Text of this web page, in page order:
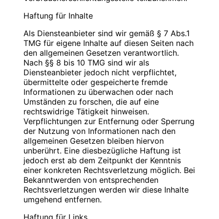
Blauweb.DE Internet-Solutions, Inhaber
Christan Hinzmann
Firmierung: BlauWeb.DE Internet-Solutions
Name: Christian Hinzmann
Strasse: Friedhofsweg 5
PLZ/Ort: 12529 Schönefeld
E-Mail: info@blauweb.de
Telefon: 03379 591001
Telefax: 03379 591 002
Mobil: 0176 277 50500
Umsatzsteuer-Identifikationsnummer gemäß §
27 a Umsatzsteuergesetz:
DE 283623660
Inhaber: Christian Hinzmann
Verantwortlich für den Inhalt nach § 55 Abs. 2
RStV:
Name: Christian Hinzmann
Strasse: Friedhofsweg 5
Verantwortliche Stelle
Name: Christian Hinzmann
Strasse: Friedhofsweg 5
PLZ/Ort: 12529 Schönefeld
E-Mail: info@blauweb.de
Mobil: 0176 277 50500
Cookies
Zur besseren Benutzerführung setzen wir Cookies
ein. Durch die Verwendung von Cookies wird die
Nutzung von Webseiten für den Nutzer vereinfacht.
Bestimmte Seiten sind ohne deren Einsatz nicht oder
nicht fehlerfrei aufrufbar. Diese Gründe stellen auch
das berechtigte Interesse für diese
Datenverarbeitung nach Art. 6 Abs. 1 lit. f DSGVO
dar (die Nutzung von Cookies zu Analysezwecken
wird in einem anderen Punkt behandelt). Gängige
Browser bieten die Einstellungsmöglichkeit, Cookies
Haftung für Inhalte
Als Diensteanbieter sind wir gemäß § 7 Abs.1
TMG für eigene Inhalte auf diesen Seiten nach
den allgemeinen Gesetzen verantwortlich.
Nach §§ 8 bis 10 TMG sind wir als
Diensteanbieter jedoch nicht verpflichtet,
übermittelte oder gespeicherte fremde
Informationen zu überwachen oder nach
Umständen zu forschen, die auf eine
rechtswidrige Tätigkeit hinweisen.
Verpflichtungen zur Entfernung oder Sperrung
der Nutzung von Informationen nach den
allgemeinen Gesetzen bleiben hiervon
unberührt. Eine diesbezügliche Haftung ist
jedoch erst ab dem Zeitpunkt der Kenntnis
einer konkreten Rechtsverletzung möglich. Bei
Bekanntwerden von entsprechenden
Rechtsverletzungen werden wir diese Inhalte
umgehend entfernen.
Haftung für Links